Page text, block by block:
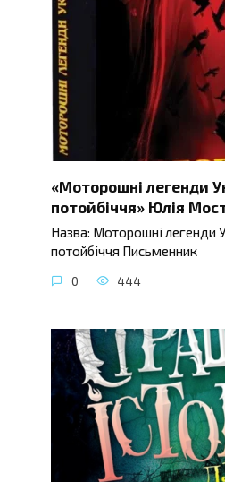
«Моторошні легенди
потойбіччя» Юлія
Назва: Моторошні легенди
потойбіччя Письменник
0 444